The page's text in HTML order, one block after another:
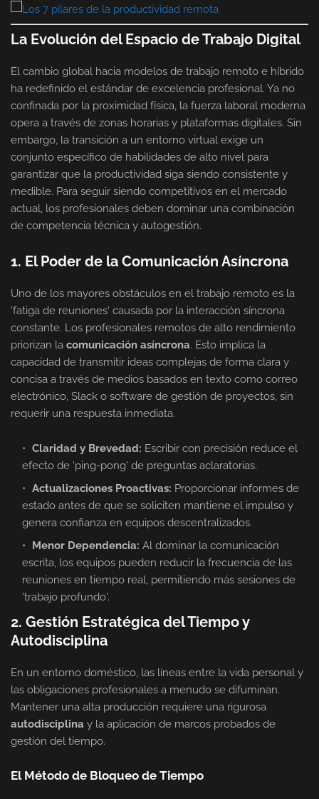
La Evolución del Espacio de Trabajo Digital
El cambio global hacia modelos de trabajo remoto e híbrido
ha redefinido el estándar de excelencia profesional. Ya no
confinada por la proximidad física, la fuerza laboral moderna
opera a través de zonas horarias y plataformas digitales. Sin
embargo, la transición a un entorno virtual exige un
conjunto específico de habilidades de alto nivel para
garantizar que la productividad siga siendo consistente y
medible. Para seguir siendo competitivos en el mercado
actual, los profesionales deben dominar una combinación
de competencia técnica y autogestión.
1. El Poder de la Comunicación Asíncrona
Uno de los mayores obstáculos en el trabajo remoto es la
'fatiga de reuniones' causada por la interacción síncrona
constante. Los profesionales remotos de alto rendimiento
priorizan la comunicación asíncrona. Esto implica la
capacidad de transmitir ideas complejas de forma clara y
concisa a través de medios basados en texto como correo
electrónico, Slack o software de gestión de proyectos, sin
requerir una respuesta inmediata.
Claridad y Brevedad: Escribir con precisión reduce el
efecto de 'ping-pong' de preguntas aclaratorias.
Actualizaciones Proactivas: Proporcionar informes de
estado antes de que se soliciten mantiene el impulso y
genera confianza en equipos descentralizados.
Menor Dependencia: Al dominar la comunicación
escrita, los equipos pueden reducir la frecuencia de las
reuniones en tiempo real, permitiendo más sesiones de
'trabajo profundo'.
2. Gestión Estratégica del Tiempo y
Autodisciplina
En un entorno doméstico, las líneas entre la vida personal y
las obligaciones profesionales a menudo se difuminan.
Mantener una alta producción requiere una rigurosa
autodisciplina y la aplicación de marcos probados de
gestión del tiempo.
El Método de Bloqueo de Tiempo